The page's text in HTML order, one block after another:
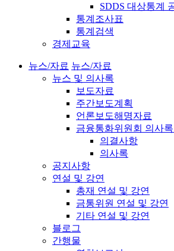
SDDS 대상통계
통계조사표
통계검색
경제교육
뉴스/자료 뉴스/자료
뉴스 및 의사록
보도자료
주간보도계획
언론보도해명자료
금융통화위원회 의사
의결사항
의사록
공지사항
연설 및 강연
총재 연설 및 강연
금통위원 연설 및 강연
기타 연설 및 강연
블로그
간행물